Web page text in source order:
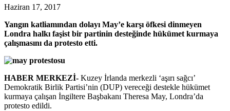
Haziran 17, 2017
Yangın katliamından dolayı May’e karşı öfkesi dinmeyen
Londra halkı faşist bir partinin desteğinde hükümet kurmaya
çalışmasını da protesto etti.
HABER MERKEZİ- Kuzey İrlanda merkezli ‘aşırı sağcı’
Demokratik Birlik Partisi’nin (DUP) vereceği destekle hükümet
kurmaya çalışan İngiltere Başbakanı Theresa May, Londra’da
protesto edildi.